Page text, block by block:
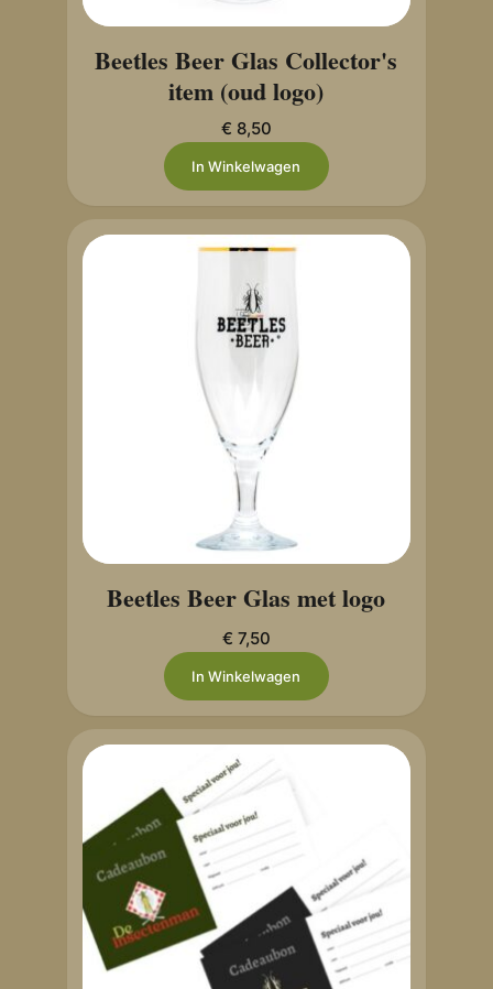
Beetles Beer Glas Collector's
item (oud logo)
€ 8,50
In Winkelwagen
Beetles Beer Glas met logo
€ 7,50
In Winkelwagen